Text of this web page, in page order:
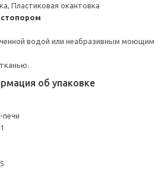
Пластиковая окантовка
водой или неабразивным моющим
об упаковке